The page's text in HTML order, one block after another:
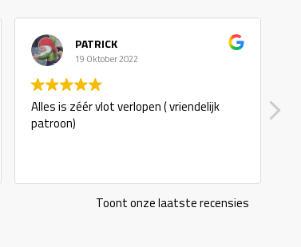
PATRICK
19 Oktober 2022
Alles is zéér vlot verlopen ( vriendelijk
patroon)
Toont onze laatste recensies